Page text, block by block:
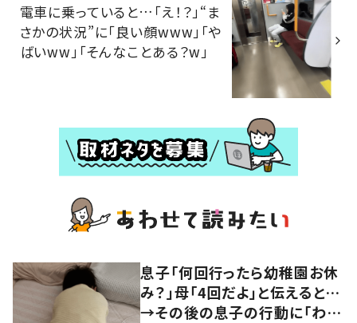
電車に乗っていると…「え！？」“ま
さかの状況”に「良い顔www」「や
ばいww」「そんなことある？w」
息子「何回行ったら幼稚園お休
み？」母「4回だよ」と伝えると…
→その後の息子の行動に「わか